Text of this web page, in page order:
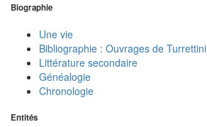
Biographie
Une vie
Bibliographie : Ouvrages de Turrettini
Littérature secondaire
Généalogie
Chronologie
Entités